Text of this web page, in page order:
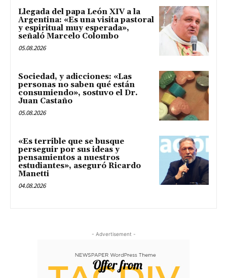
Llegada del papa León XIV a la
Argentina: «Es una visita pastoral
y espiritual muy esperada»,
señaló Marcelo Colombo
05.08.2026
Sociedad, y adicciones: «Las
personas no saben qué están
consumiendo», sostuvo el Dr.
Juan Castaño
05.08.2026
«Es terrible que se busque
perseguir por sus ideas y
pensamientos a nuestros
estudiantes», aseguró Ricardo
Manetti
04.08.2026
- Advertisement -